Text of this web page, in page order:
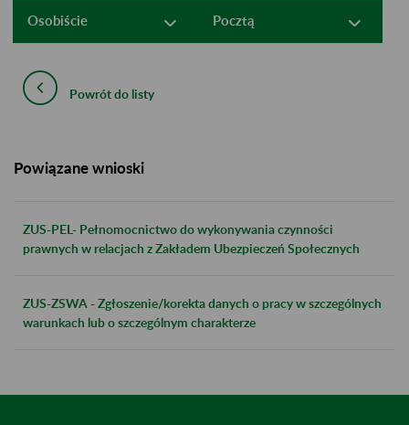
Osobiście Pocztą
Powrót do listy
Powiązane wnioski
ZUS-PEL- Pełnomocnictwo do wykonywania czynności
prawnych w relacjach z Zakładem Ubezpieczeń Społecznych
ZUS-ZSWA - Zgłoszenie/korekta danych o pracy w szczególnych
warunkach lub o szczególnym charakterze